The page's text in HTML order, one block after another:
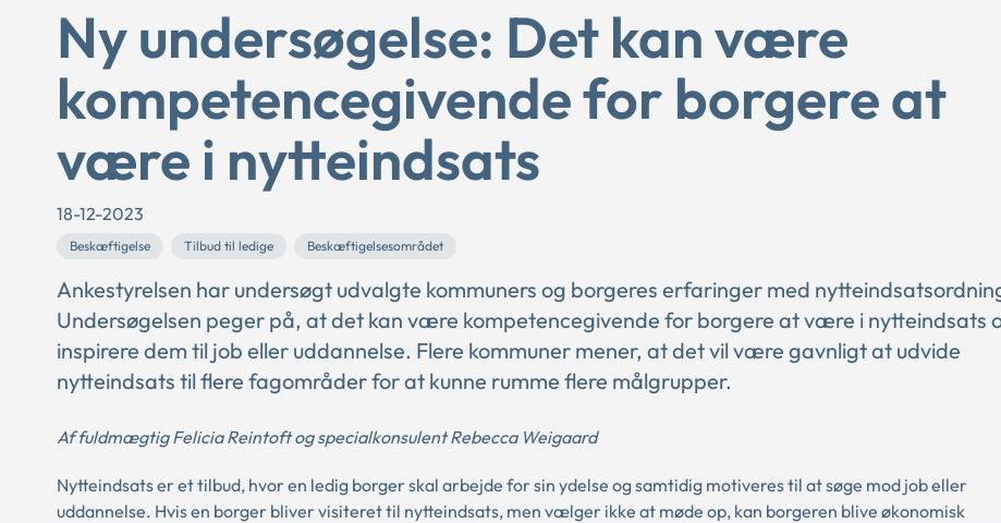
Ny undersøgelse: Det kan være
kompetencegivende for borgere at
være i nytteindsats
18-12-2023
Beskæftigelse Tilbud til ledige Beskæftigelsesområdet
Ankestyrelsen har undersøgt udvalgte kommuners og borgeres erfaringer med
Undersøgelsen peger på, at det kan være kompetencegivende for borgere at være i nytteindsats
inspirere dem til job eller uddannelse. Flere kommuner mener, at det vil være gavnligt at udvide
nytteindsats til flere fagområder for at kunne rumme flere målgrupper.
Af fuldmægtig Felicia Reintoft og specialkonsulent Rebecca Weigaard
Nytteindsats er et tilbud, hvor en ledig borger skal arbejde for sin ydelse og samtidig motiveres til at søge mod job eller
uddannelse. Hvis en borger bliver visiteret til nytteindsats, men vælger ikke at møde op, kan borgeren blive økonomisk